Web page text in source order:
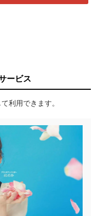
ービス
利用できます。